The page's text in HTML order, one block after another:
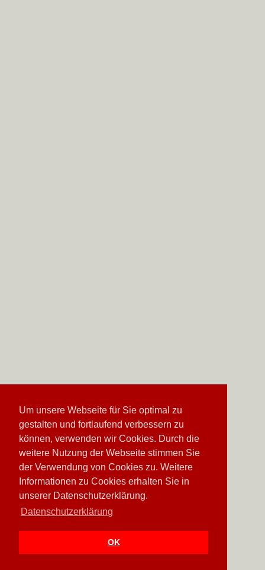
Um unsere Webseite für Sie optimal zu
gestalten und fortlaufend verbessern zu
können, verwenden wir Cookies. Durch die
weitere Nutzung der Webseite stimmen Sie
der Verwendung von Cookies zu. Weitere
Informationen zu Cookies erhalten Sie in
unserer Datenschutzerklärung.
Datenschutzerklärung
OK